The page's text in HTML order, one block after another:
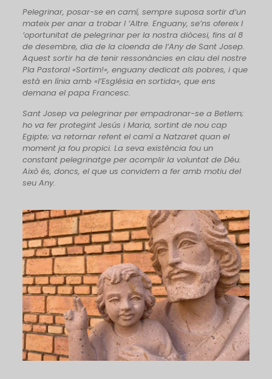
Pelegrinar, posar-se en camí, sempre suposa sortir d’un
mateix per anar a trobar l ’Altre. Enguany, se’ns ofereix l
’oportunitat de pelegrinar per la nostra diòcesi, fins al 8
de desembre, dia de la cloenda de l’Any de Sant Josep.
Aquest sortir ha de tenir ressonàncies en clau del nostre
Pla Pastoral «Sortim!», enguany dedicat als pobres, i que
està en línia amb «l’Església en sortida», que ens
demana el papa Francesc.
Sant Josep va pelegrinar per empadronar-se a Betlem;
ho va fer protegint Jesús i Maria, sortint de nou cap
Egipte; va retornar refent el camí a Natzaret quan el
moment ja fou propici. La seva existència fou un
constant pelegrinatge per acomplir la voluntat de Déu.
Això és, doncs, el que us convidem a fer amb motiu del
seu Any.